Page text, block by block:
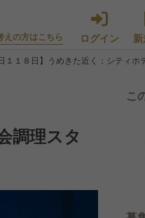
えの方はこちら ログイン
１１８日】うめきた近く：シティホ
調理スタ
こ